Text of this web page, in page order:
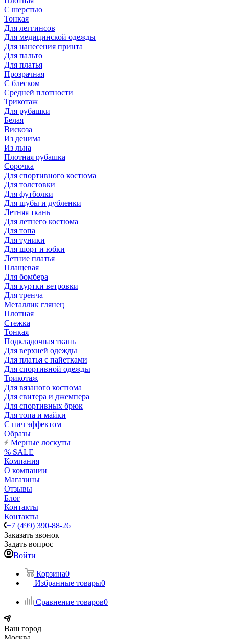
С шерстью
Тонкая
Для леггинсов
Для медицинской одежды
Для нанесения принта
Для пальто
Для платья
Прозрачная
С блеском
Средней плотности
Трикотаж
Для рубашки
Белая
Вискоза
Из денима
Из льна
Плотная рубашка
Сорочка
Для спортивного костюма
Для толстовки
Для футболки
Для шубы и дубленки
Летняя ткань
Для летнего костюма
Для топа
Для туники
Для шорт и юбки
Летние платья
Плащевая
Для бомбера
Для куртки ветровки
Для тренча
Металлик глянец
Плотная
Стежка
Тонкая
Подкладочная ткань
Для верхней одежды
Для платья с пайетками
Для спортивной одежды
Трикотаж
Для вязаного костюма
Для свитера и джемпера
Для спортивных брюк
Для топа и майки
С пич эффектом
Образы
Мерные лоскуты
% SALE
Компания
О компании
Магазины
Отзывы
Блог
Контакты
Контакты
+7 (499) 390-88-26
Заказать звонок
Задать вопрос
Войти
Корзина0
Избранные товары0
Сравнение товаров0
Ваш город